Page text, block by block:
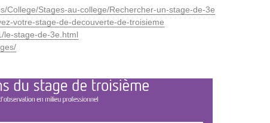
College/Stages-au-college/Rechercher-un-stage-de-3e
votre-stage-de-decouverte-de-troisieme
le-stage-de-3e.html